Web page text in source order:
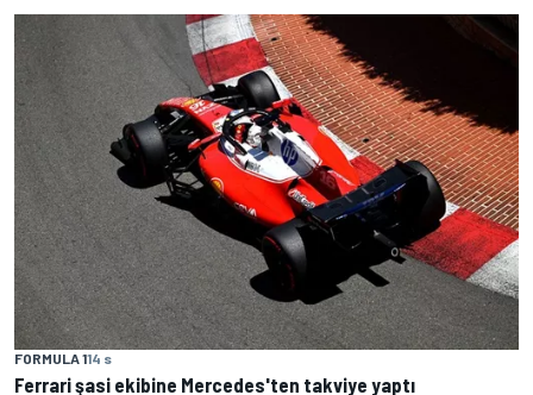
FORMULA 114 s
Ferrari şasi ekibine Mercedes'ten takviye yaptı